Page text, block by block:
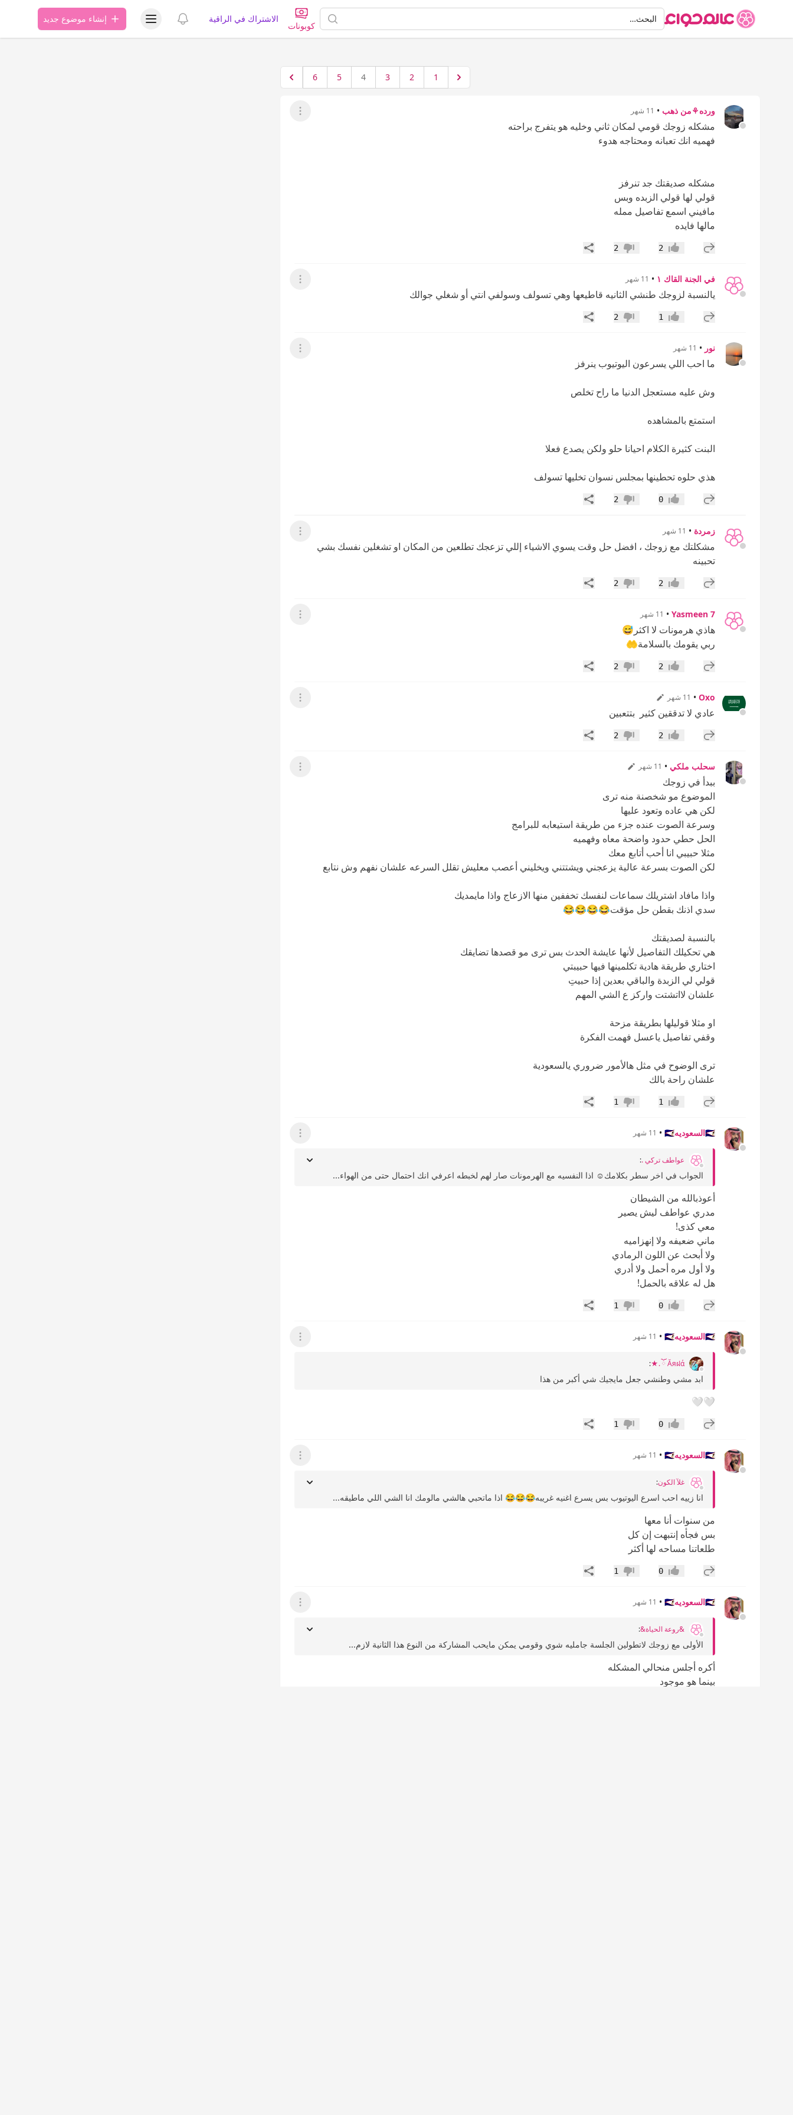
البحثالبحث…
كوبونات
الاشتراك في الراقية عرض الإشعاراتعرض قائمة المستخدمإنشاء موضوع جديد
1
2
3
4
5
6
ورده⚘️من ذهب • 11 شهر عرض القائمة
مشكله زوجك قومي لمكان ثاني وخليه هو يتفرج براحته
فهميه انك تعبانه ومحتاجه هدوء
مشكله صديقتك جد تنرفز
قولي لها قولي الزبده وبس
مافيني اسمع تفاصيل ممله
مالها فايده
إضافة رد جديد
إعجاب2 عدم إعجاب
2 مشاركة
في الجنة القاك ١ • 11 شهر عرض القائمة
يالنسبة لزوجك طنشي الثانيه قاطيعها وهي تسولف وسولفي انتي أو شغلي جوالك
إضافة رد جديد
إعجاب1 عدم إعجاب
2 مشاركة
نور • 11 شهر عرض القائمة
ما احب اللي يسرعون اليوتيوب ينرفز
وش عليه مستعجل الدنيا ما راح تخلص
استمتع بالمشاهده
البنت كثيرة الكلام احيانا حلو ولكن يصدع فعلا
هذي حلوه تحطينها بمجلس نسوان تخليها تسولف
إضافة رد جديد
إعجاب0 عدم إعجاب
2 مشاركة
زمردة • 11 شهر عرض القائمة
مشكلتك مع زوجك ، افضل حل وقت يسوي الاشياء إللي تزعجك تطلعين من المكان او تشغلين نفسك بشي
تحبينه
إضافة رد جديد
إعجاب2 عدم إعجاب
2 مشاركة
Yasmeen 7
• 11 شهر عرض القائمة
هاذي هرمونات لا اكثر😅
ربي يقومك بالسلامة🤲
إضافة رد جديد
إعجاب2 عدم إعجاب
2 مشاركة
Oxo
• 11 شهر عرض القائمة
عادي لا تدققين كثير بتتعبين
إضافة رد جديد
إعجاب2 عدم إعجاب
2 مشاركة
سحلب ملكي • 11 شهر عرض القائمة
ببدأ في زوجك
الموضوع مو شخصنة منه ترى
لكن هي عاده وتعود عليها
وسرعة الصوت عنده جزء من طريقة استيعابه للبرامج
الحل حطي حدود واضحة معاه وفهميه
مثلا حبيبي انا أحب أتابع معك
لكن الصوت بسرعة عالية يزعجني ويشتتني ويخليني أعصب معليش تقلل السرعه علشان نفهم وش نتابع
واذا مافاد اشتريلك سماعات لنفسك تخففين منها الازعاج واذا مايمديك
سدي اذنك بقطن حل مؤقت😂😂😂😂
بالنسبة لصديقتك
هي تحكيلك التفاصيل لأنها عايشة الحدث بس ترى مو قصدها تضايقك
اختاري طريقة هادية تكلمينها فيها حبيبتي
قولي لي الزبدة والباقي بعدين إذا حبيتِ
علشان لااتشتت واركز ع الشي المهم
او مثلا قوليلها بطريقة مزحة
وقفي تفاصيل ياعسل فهمت الفكرة
ترى الوضوح في مثل هالأمور ضروري يالسعودية
علشان راحة بالك
إضافة رد جديد
إعجاب1 عدم إعجاب
1 مشاركة
🇸🇦السعوديه🇸🇦 • 11 شهر عرض القائمة
عواطف تركي .:
الجواب في اخر سطر بكلامك☺️ اذا النفسيه مع الهرمونات صار لهم لخبطه اعرفي انك احتمال حتى من الهواء...
أعوذبالله من الشيطان
مدري عواطف ليش يصير
معي كذى!
ماني ضعيفه ولا إنهزاميه
ولا أبحث عن اللون الرمادي
ولا أول مره أحمل ولا أدري
هل له علاقه بالحمل!
إضافة رد جديد
إعجاب0 عدم إعجاب
1 مشاركة
🇸🇦السعوديه🇸🇦 • 11 شهر عرض القائمة
Ăяฝά ོ .★
:
ابد مشي وطنشي جعل مايجيك شي أكبر من هذا
🤍🤍
إضافة رد جديد
إعجاب0 عدم إعجاب
1 مشاركة
🇸🇦السعوديه🇸🇦 • 11 شهر عرض القائمة
غلآ الكون:
انا زييه احب اسرع اليوتيوب بس يسرع اغنيه غريبه😂😂😂 اذا ماتحبي هالشي مالومك انا الشي اللي ماطيقه...
من سنوات أنا معها
بس فجأه إنتبهت إن كل
طلعاتنا مساحه لها أكثر
إضافة رد جديد
إعجاب0 عدم إعجاب
1 مشاركة
🇸🇦السعوديه🇸🇦 • 11 شهر عرض القائمة
&روعة الحياة&:
الأولى مع زوجك لاتطولين الجلسة جامليه شوي وقومي يمكن مايحب المشاركة من النوع هذا الثانية لازم...
أكره أجلس منحالي المشكله
بينما هو موجود